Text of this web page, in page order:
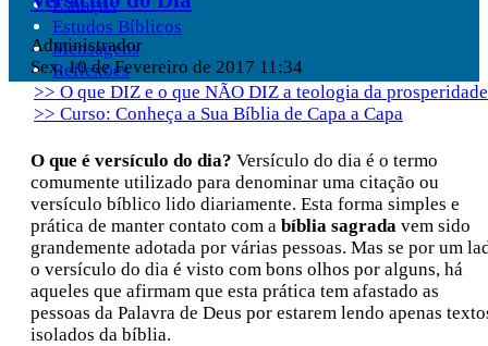
Esboços
Estudos Bíblicos
Mensagens
Reflexões
Administrador
Sex, 10 de Fevereiro de 2017 11:34
>> O que DIZ e o que NÃO DIZ a teologia da prosperidade
>> Curso: Conheça a Sua Bíblia de Capa a Capa
O que é versículo do dia? Versículo do dia é o termo
comumente utilizado para denominar uma citação ou
versículo bíblico lido diariamente. Esta forma simples e
prática de manter contato com a bíblia sagrada vem sido
grandemente adotada por várias pessoas. Mas se por um
o versículo do dia é visto com bons olhos por alguns, há
aqueles que afirmam que esta prática tem afastado as
pessoas da Palavra de Deus por estarem lendo apenas
isolados da bíblia.